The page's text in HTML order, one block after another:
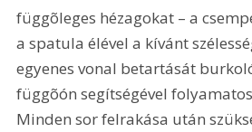
függõleges hézagokat – a
a spatula élével a kívánt
egyenes vonal betartását
függõón segítségével
Minden sor felrakása után